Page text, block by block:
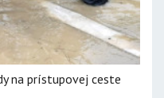
na prístupovej ceste